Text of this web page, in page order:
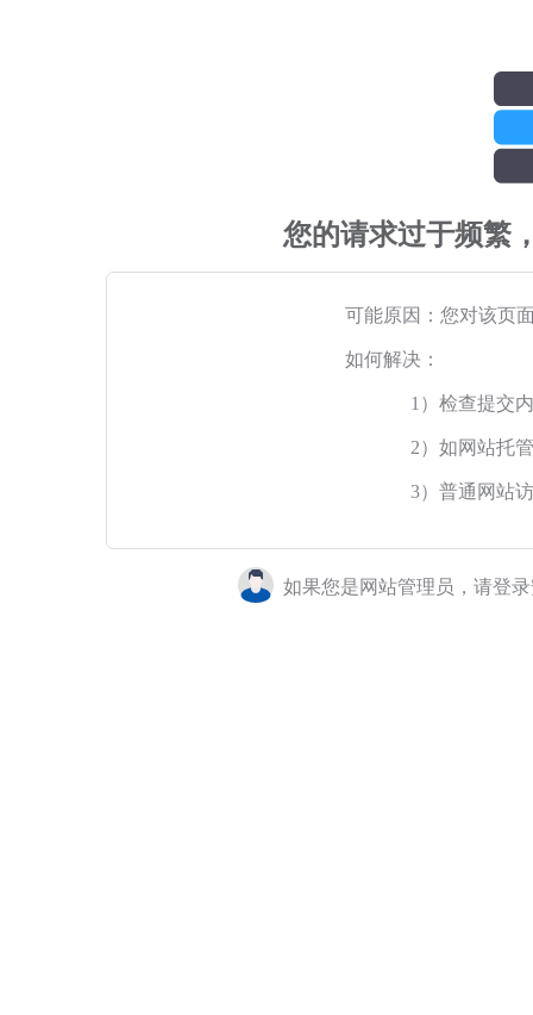
您的请求过于频繁
可能原因：您对该页
如何解决：
1）检查提交
2）如网站托
3）普通网站
如果您是网站管理员，请登